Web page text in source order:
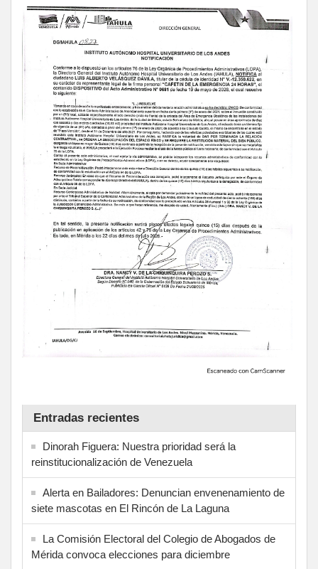
Entradas recientes
Dinorah Figuera: Nuestra prioridad será la
reinstitucionalización de Venezuela
Alerta en Bailadores: Denuncian envenenamiento de
siete mascotas en El Rincón de La Laguna
La Comisión Electoral del Colegio de Abogados de
Mérida convoca elecciones para diciembre